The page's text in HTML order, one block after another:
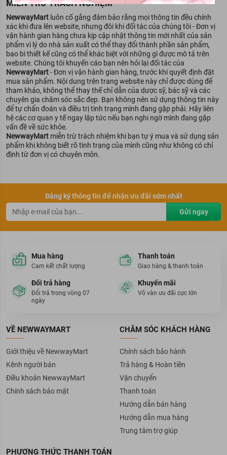
Xuất xứ thương hiệu:Nhật Bản
Sản xuất tại:Nhật Bản
Dung tích:20 miếng
MIỄN TRỪ TRÁCH NGHIỆM
NewwayMart luôn cố gắng đảm bảo rằng mọi thông tin đều chính
xác khi đưa lên website, nhưng đôi khi đối tác của chúng tôi - Đơn vị
vận hành gian hàng chưa kịp cập nhật thông tin mới nhất của sản
phẩm vì lý do nhà sản xuất có thể thay đổi thành phần sản phẩm,
bao bì thiết kế cũng có thể khác biệt với những gì được mô tả trên
website. Chúng tôi khuyến cáo bạn nên hỏi lại đối tác của
NewwayMart- Đơn vị vận hành gian hàng, trước khi quyết định đặt
mua sản phẩm. Nội dung trên trang website này chỉ được dùng để
tham khảo, không thể thay thế chỉ dẫn của dược sỹ, bác sỹ và các
chuyên gia chăm sóc sắc đẹp. Bạn không nên sử dụng thông tin này
để tự chẩn đoán và điều trị tình trạng mình đang gặp phải. Hãy liên
hệ các cơ quan y tế ngay lập tức nếu bạn nghi ngờ mình đang gặp
vấn đề về sức khỏe.
NewwayMart miễn trừ trách nhiệm khi bạn tự ý mua và sử dụng sản
phẩm khi không biết rõ tình trạng của mình cũng như không có chỉ
định từ đơn vị có chuyên môn.
Đăng ký thông tin để nhận ưu đãi sớm nhất
Gửi ngay
Mua hàng
Cam kết chất lượng
Thanh toán
Giao hàng & thanh toán
Đổi trả hàng
Đổi trả trong vòng 07
ngày
Khuyến mãi
Vô vàn ưu đãi cực lớn
VỀ NEWWAYMART
Giới thiệu về NewwayMart
Kênh người bán
Điều khoản NewwayMart
Chính sách bảo mật
CHĂM SÓC KHÁCH HÀNG
Chính sách bảo hành
Trả hàng & Hoàn tiền
Vận chuyển
Thanh toán
Hướng dẫn bán hàng
Hướng dẫn mua hàng
Trung tâm trợ giúp
PHƯƠNG THỨC THANH TOÁN